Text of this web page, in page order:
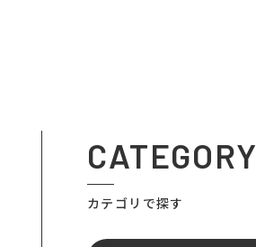
CATEGORY
カテゴリで探す